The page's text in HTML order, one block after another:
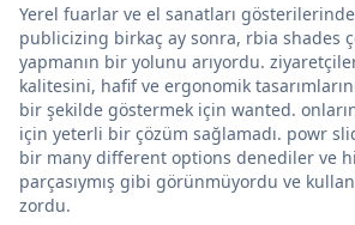
Yerel fuarlar ve el sanatları
publicizing birkaç ay sonra, rbia shades
yapmanın bir yolunu arıyordu.
kalitesini, hafif ve ergonomik
bir şekilde göstermek için wanted.
için yeterli bir çözüm sağlamadı. powr
bir many different options denediler ve
parçasıymış gibi görünmüyordu ve
zordu.